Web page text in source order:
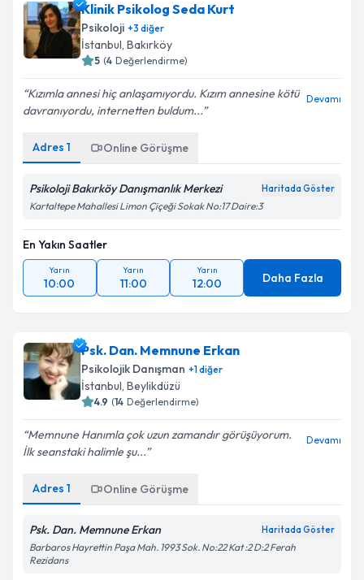
Klinik Psikolog Seda Kurt
Psikoloji +3 diğer
İstanbul, Bakırköy
5 (4 Değerlendirme)
Kızımla annesi hiç anlaşamıyordu. Kızım annesine kötü
davranıyordu, internetten buldum...
Devamı
Adres 1 Online Görüşme
Psikoloji Bakırköy Danışmanlık Merkezi Haritada Göster
Kartaltepe Mahallesi Limon Çiçeği Sokak No:17 Daire:3
En Yakın Saatler
Yarın
10:00
Yarın
11:00
Yarın
12:00 Daha Fazla
Psk. Dan. Memnune Erkan
Psikolojik Danışman +1diğer
İstanbul, Beylikdüzü
4.9 (14 Değerlendirme)
Memnune Hanımla çok uzun zamandır görüşüyorum.
İlk seanstaki halimle şu...
Devamı
Adres 1 Online Görüşme
Psk. Dan. Memnune Erkan Haritada Göster
Barbaros Hayrettin Paşa Mah. 1993 Sok. No:22 Kat :2 D:2 Ferah
Rezidans